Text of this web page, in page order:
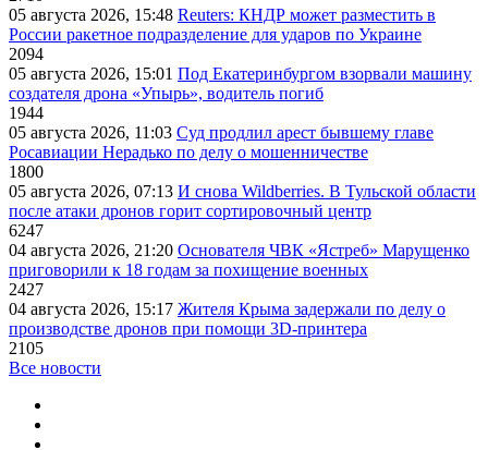
05 августа 2026, 15:48 Reuters: КНДР может разместить в
России ракетное подразделение для ударов по Украине
2094
05 августа 2026, 15:01 Под Екатеринбургом взорвали машину
создателя дрона «Упырь», водитель погиб
1944
05 августа 2026, 11:03 Суд продлил арест бывшему главе
Росавиации Нерадько по делу о мошенничестве
1800
05 августа 2026, 07:13 И снова Wildberries. В Тульской области
после атаки дронов горит сортировочный центр
6247
04 августа 2026, 21:20 Основателя ЧВК «Ястреб» Марущенко
приговорили к 18 годам за похищение военных
2427
04 августа 2026, 15:17 Жителя Крыма задержали по делу о
производстве дронов при помощи 3D‑принтера
2105
Все новости